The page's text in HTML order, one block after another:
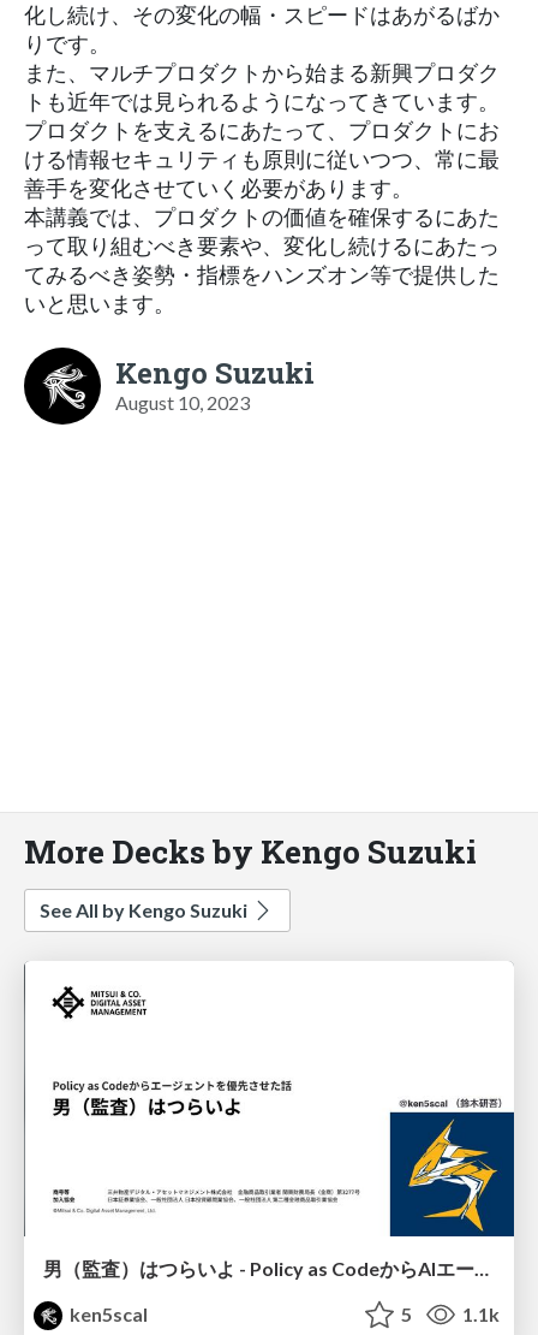
化し続け、その変化の幅・スピードはあがるばか
りです。
また、マルチプロダクトから始まる新興プロダク
トも近年では見られるようになってきています。
プロダクトを支えるにあたって、プロダクトにお
ける情報セキュリティも原則に従いつつ、常に最
善手を変化させていく必要があります。
本講義では、プロダクトの価値を確保するにあた
って取り組むべき要素や、変化し続けるにあたっ
てみるべき姿勢・指標をハンズオン等で提供した
いと思います。
Kengo Suzuki
August 10, 2023
More Decks by Kengo Suzuki
See All by Kengo Suzuki
男（監査）はつらいよ - Policy as CodeからAIエージェントへ
ken5scal
5 1.1k